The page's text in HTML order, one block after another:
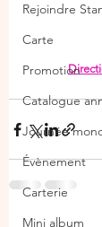
Rejoindre
Carte
Promotion
Catalogue
Journée
Évènement
Carterie
Mini album